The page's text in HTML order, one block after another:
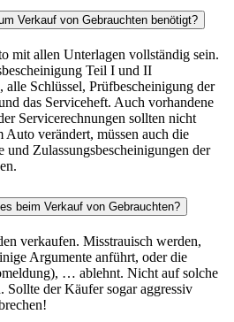
Verkauf von Gebrauchten benötigt?
mit allen Unterlagen vollständig sein.
Teil I und II
Schlüssel, Prüfbescheinigung der
das Serviceheft. Auch vorhandene
Servicerechnungen sollten nicht
Auto verändert, müssen auch die
Zulassungsbescheinigungen der
beim Verkauf von Gebrauchten?
verkaufen. Misstrauisch werden,
Argumente anführt, oder die
… ablehnt. Nicht auf solche
Sollte der Käufer sogar aggressiv